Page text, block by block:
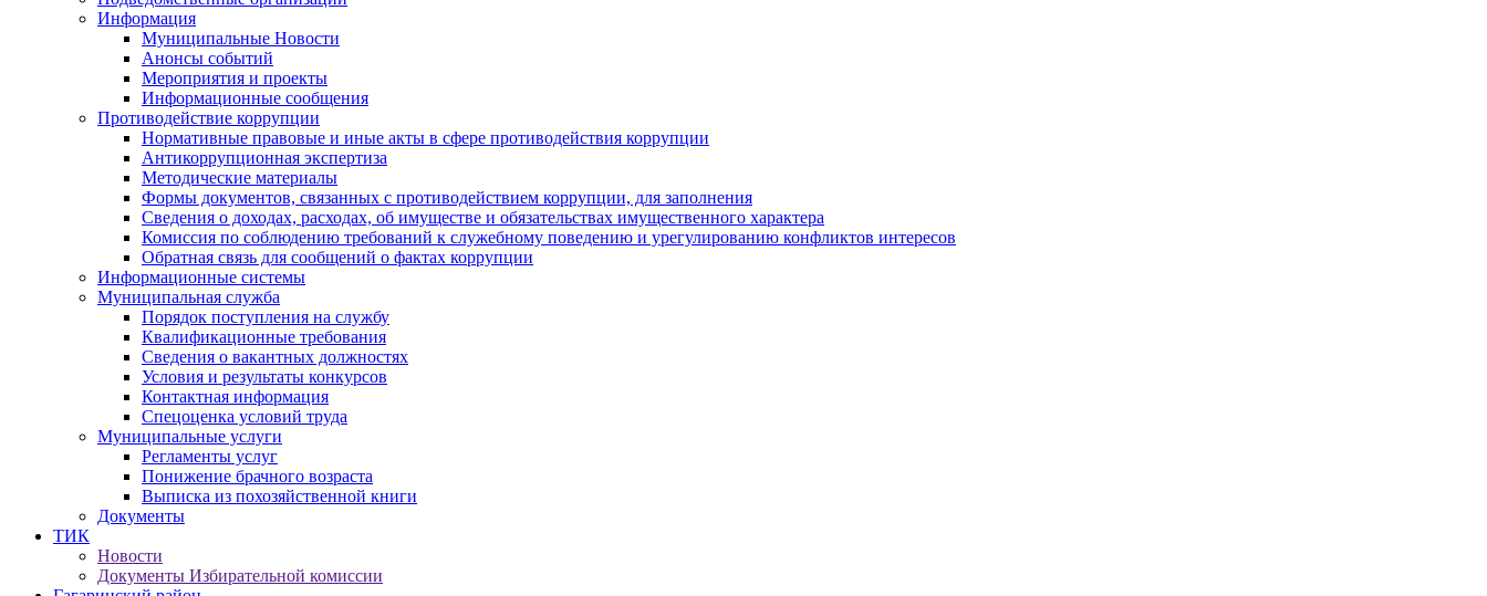
Информация
Муниципальные Новости
Анонсы событий
Мероприятия и проекты
Информационные сообщения
Противодействие коррупции
Нормативные правовые и иные акты в сфере противодействия коррупции
Антикоррупционная экспертиза
Методические материалы
Формы документов, связанных с противодействием коррупции, для заполнения
Сведения о доходах, расходах, об имуществе и обязательствах имущественного характера
Комиссия по соблюдению требований к служебному поведению и урегулированию конфликтов интересов
Обратная связь для сообщений о фактах коррупции
Информационные системы
Муниципальная служба
Порядок поступления на службу
Квалификационные требования
Сведения о вакантных должностях
Условия и результаты конкурсов
Контактная информация
Спецоценка условий труда
Муниципальные услуги
Регламенты услуг
Понижение брачного возраста
Выписка из похозяйственной книги
Документы
ТИК
Новости
Документы Избирательной комиссии